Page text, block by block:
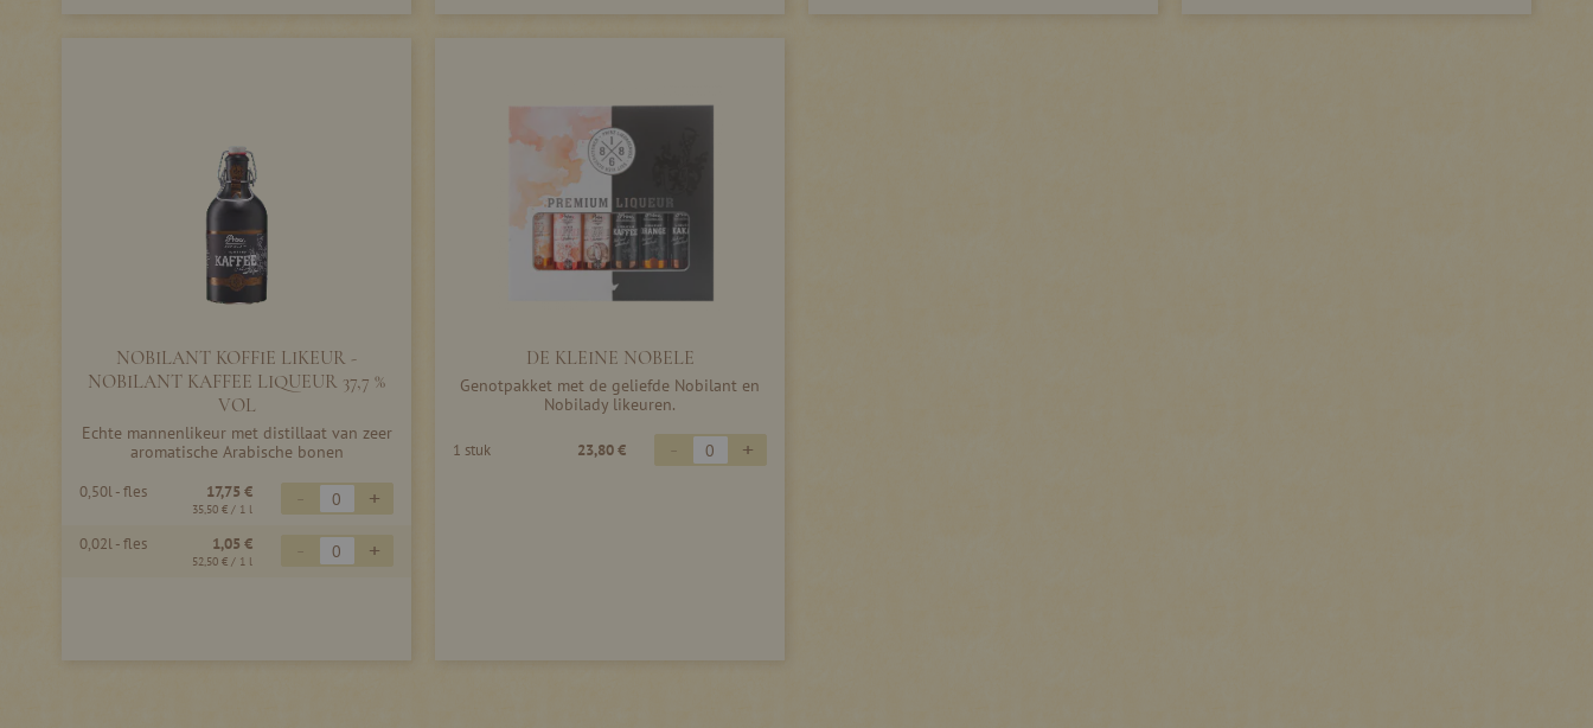
NOBILANT KOFFIE LIKEUR -
NOBILANT KAFFEE LIQUEUR 37,7 %
VOL
Echte mannenlikeur met distillaat van zeer
aromatische Arabische bonen
0,50l - fles 17,75 €
35,50 € / 1 l - +
0,02l - fles 1,05 €
52,50 € / 1 l - +
DE KLEINE NOBELE
Genotpakket met de geliefde Nobilant en
Nobilady likeuren.
1 stuk 23,80 € - +